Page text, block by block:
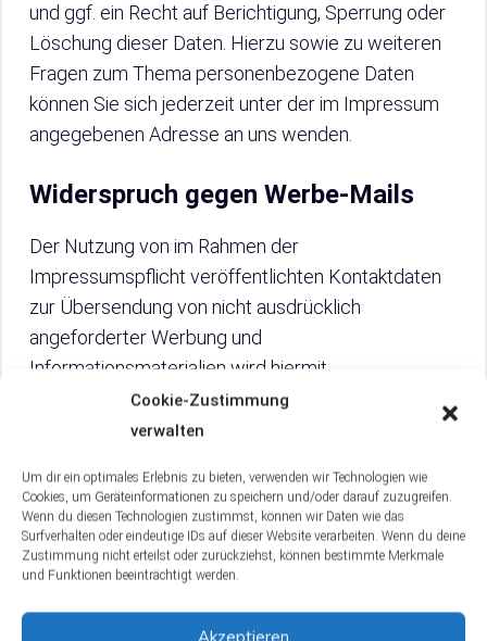
Cookie-Zustimmung
verwalten
Um dir ein optimales Erlebnis zu bieten, verwenden wir Technologien wie
Cookies, um Geräteinformationen zu speichern und/oder darauf zuzugreifen.
Wenn du diesen Technologien zustimmst, können wir Daten wie das
Surfverhalten oder eindeutige IDs auf dieser Website verarbeiten. Wenn du deine
Zustimmung nicht erteilst oder zurückziehst, können bestimmte Merkmale
und Funktionen beeinträchtigt werden.
Akzeptieren
und ggf. ein Recht auf Berichtigung, Sperrung oder
Löschung dieser Daten. Hierzu sowie zu weiteren
Fragen zum Thema personenbezogene Daten
können Sie sich jederzeit unter der im Impressum
angegebenen Adresse an uns wenden.
Widerspruch gegen Werbe-Mails
Der Nutzung von im Rahmen der
Impressumspflicht veröffentlichten Kontaktdaten
zur Übersendung von nicht ausdrücklich
angeforderter Werbung und
Informationsmaterialien wird hiermit
widersprochen. Die Betreiber der Seiten behalten
sich ausdrücklich rechtliche Schritte im Falle der
etwa durch Spam-E-Mails, vor.
3. Datenerfassung auf